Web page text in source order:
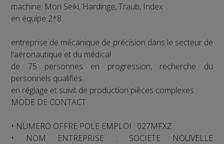
machine: Mori Seiki, Hardinge, Traub, Index
en équipe 2*8
entreprise de mécanique de précision dans le secteur de
l'aéronautique et du médical
de 75 personnes en progression, recherche du
personnels qualifiés.
en réglage et suivit de production pièces complexes
MODE DE CONTACT
• NUMERO OFFRE POLE EMPLOI : 027MFXZ
• NOM ENTREPRISE : SOCIETE NOUVELLE